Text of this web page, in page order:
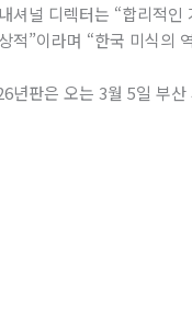
셔널 디렉터는 “합리적인
적”이라며 “한국 미식의
년판은 오는 3월 5일 부